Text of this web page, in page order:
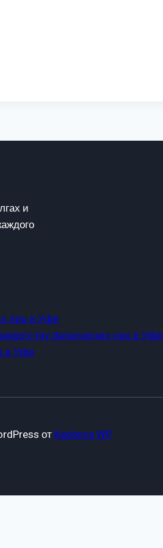
и
лиц в Уфе
физических лиц в Уфе
в Уфе
отKadence WP